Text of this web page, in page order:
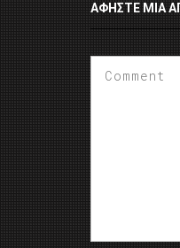
ΑΦΉΣΤΕ ΜΙΑ